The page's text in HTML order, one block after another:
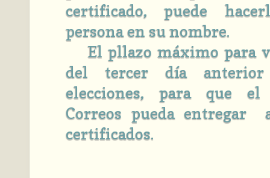
certificado, puede
persona en su nombre.
El pllazo máximo para
del tercer día
elecciones, para que
Correos pueda entregar
certificados.